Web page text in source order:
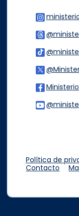
Política de
Contacto